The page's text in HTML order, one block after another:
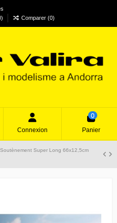
) Comparer (0)
Connexion
0
Panier
Super Long 66x12,5cm